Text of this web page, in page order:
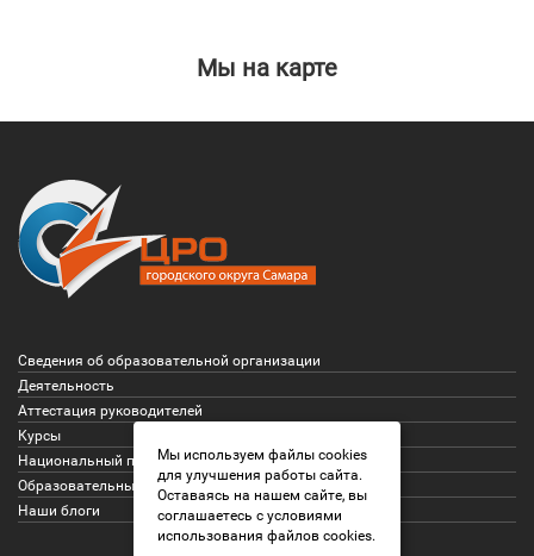
Мы на карте
Сведения об образовательной организации
Деятельность
Аттестация руководителей
Курсы
Национальный проект «Образование»
Образовательные проекты
Наши блоги
Мы используем файлы cookies
для улучшения работы сайта.
Оставаясь на нашем сайте, вы
соглашаетесь с условиями
использования файлов cookies.